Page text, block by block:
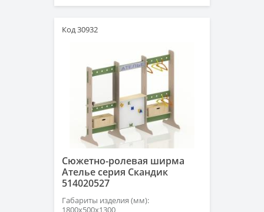
Код 30932
Сюжетно-ролевая ширма
Ателье серия Скандик
514020527
Габариты изделия (мм):
1800х500х1300